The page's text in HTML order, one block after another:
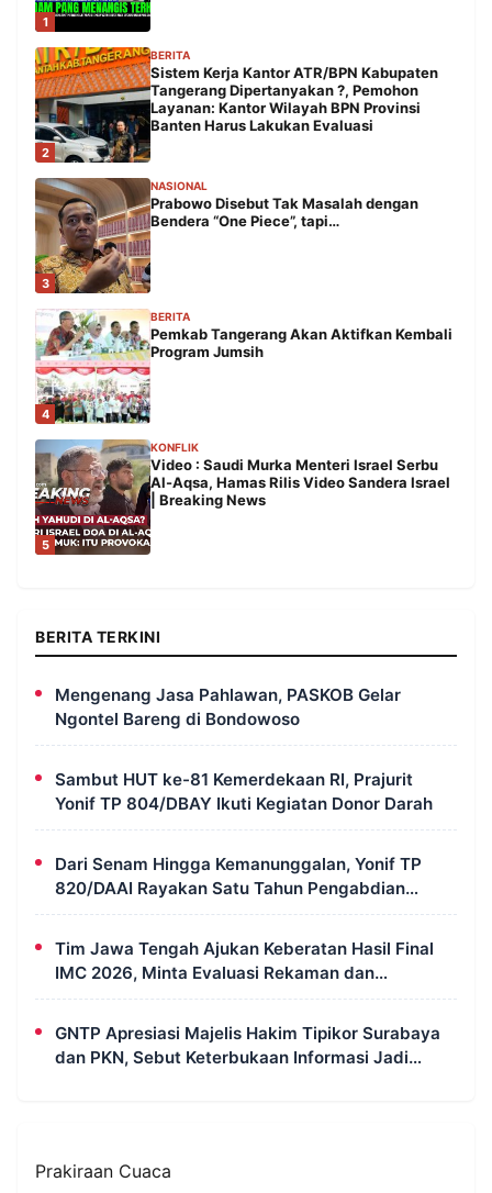
1
2
BERITA
Sistem Kerja Kantor ATR/BPN Kabupaten
Tangerang Dipertanyakan ?, Pemohon
Layanan: Kantor Wilayah BPN Provinsi
Banten Harus Lakukan Evaluasi
3
NASIONAL
Prabowo Disebut Tak Masalah dengan
Bendera “One Piece”, tapi…
4
BERITA
Pemkab Tangerang Akan Aktifkan Kembali
Program Jumsih
5
KONFLIK
Video : Saudi Murka Menteri Israel Serbu
Al-Aqsa, Hamas Rilis Video Sandera Israel
| Breaking News
BERITA TERKINI
Mengenang Jasa Pahlawan, PASKOB Gelar
Ngontel Bareng di Bondowoso
Sambut HUT ke-81 Kemerdekaan RI, Prajurit
Yonif TP 804/DBAY Ikuti Kegiatan Donor Darah
Dari Senam Hingga Kemanunggalan, Yonif TP
820/DAAI Rayakan Satu Tahun Pengabdian
dengan Semangat Kebersamaan
Tim Jawa Tengah Ajukan Keberatan Hasil Final
IMC 2026, Minta Evaluasi Rekaman dan
Scorecard Juri
GNTP Apresiasi Majelis Hakim Tipikor Surabaya
dan PKN, Sebut Keterbukaan Informasi Jadi
Prakiraan Cuaca